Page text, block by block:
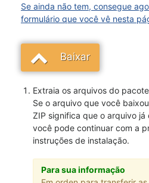
Se ainda não tem, consegue
formulário que você vê nesta
Baixar
Extraia os arquivos do
Se o arquivo que você
ZIP significa que o arquivo
você pode continuar com a
instruções de instalação.
Para sua informação